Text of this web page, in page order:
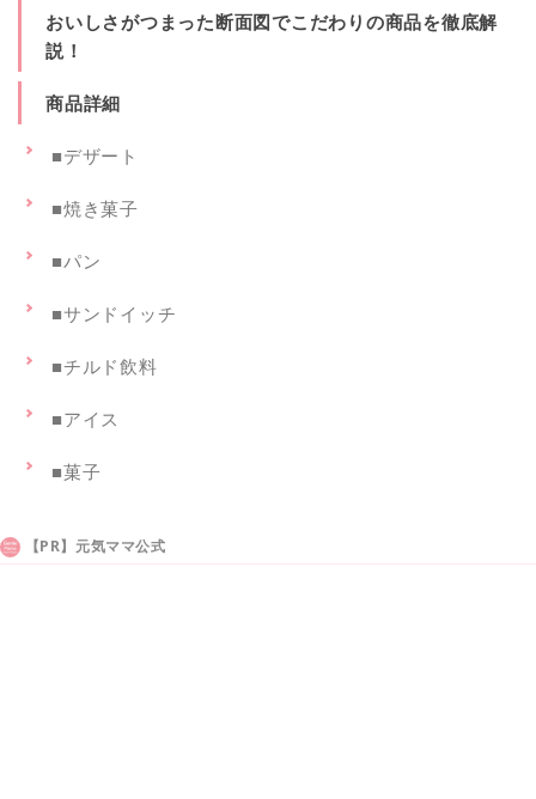
おいしさがつまった断面図でこだわりの商品を徹底解
説！
商品詳細
■デザート
■焼き菓子
■パン
■サンドイッチ
■チルド飲料
■アイス
■菓子
【PR】元気ママ公式